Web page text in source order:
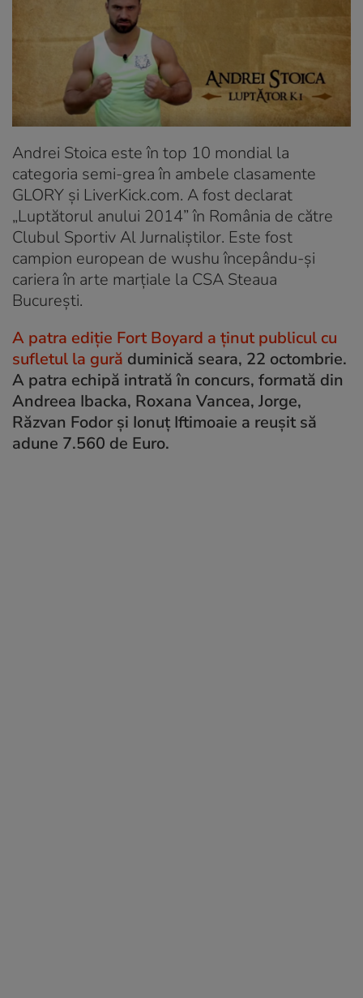
Andrei Stoica este în top 10 mondial la
categoria semi-grea în ambele clasamente
GLORY și LiverKick.com. A fost declarat
„Luptătorul anului 2014” în România de către
Clubul Sportiv Al Jurnaliștilor. Este fost
campion european de wushu începându-și
cariera în arte marțiale la CSA Steaua
București.
A patra ediție Fort Boyard a ținut publicul cu
sufletul la gură duminică seara, 22 octombrie.
A patra echipă intrată în concurs, formată din
Andreea Ibacka, Roxana Vancea, Jorge,
Răzvan Fodor și Ionuț Iftimoaie a reușit să
adune 7.560 de Euro.